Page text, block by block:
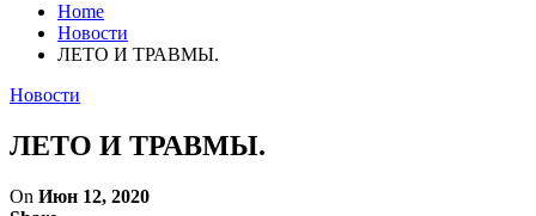
Home
Новости
ЛЕТО И ТРАВМЫ.
Новости
ЛЕТО И ТРАВМЫ.
On Июн 12, 2020